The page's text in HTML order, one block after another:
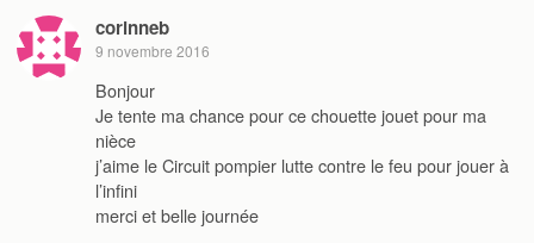
corinneb
9 novembre 2016
Bonjour
Je tente ma chance pour ce chouette jouet pour ma
nièce
j’aime le Circuit pompier lutte contre le feu pour jouer à
l’infini
merci et belle journée